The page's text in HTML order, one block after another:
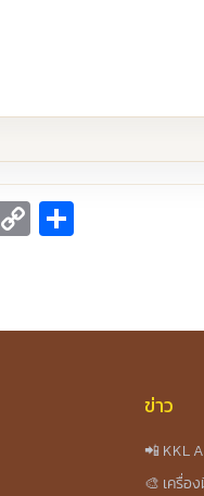
Copy
ข่าว
📲 KKL
🎨 เครื่อ